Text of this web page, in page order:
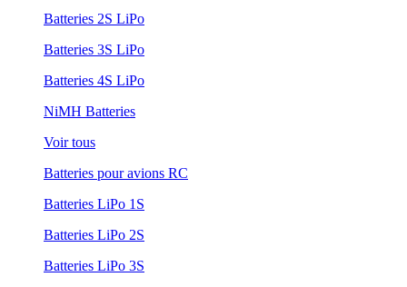
Batteries 2S LiPo
Batteries 3S LiPo
Batteries 4S LiPo
NiMH Batteries
Voir tous
Batteries pour avions RC
Batteries LiPo 1S
Batteries LiPo 2S
Batteries LiPo 3S